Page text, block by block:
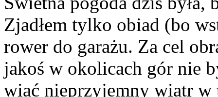
Zjadłem tylko obiad (bo
rower do garażu. Za cel
jakoś w okolicach gór nie
wiać nieprzyjemny wiatr w